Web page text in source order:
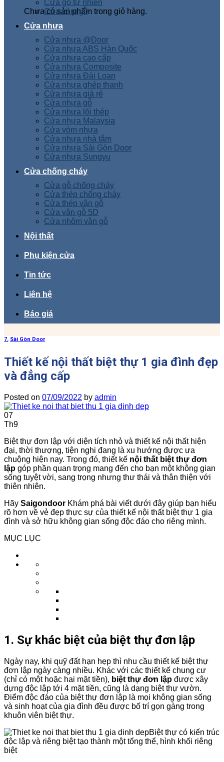
Chưa có sản phẩm trong giỏ hàng.
Cửa gỗ tự nhiên
Cửa vòm gỗ
Cửa nhựa
Cửa nhựa @Door
Cửa nhựa ABS Hàn Quốc
Cửa nhựa cao cấp
Cửa nhựa Composite
Cửa nhựa Đài Loan
Cửa nhựa ghép thanh
Cửa nhựa giá rẻ
Cửa nhựa gỗ
Cửa nhựa lõi thép
Cửa nhựa Malaysia
Cửa vòm nhựa
Cửa nhựa nhà tắm
Cửa nhựa Sài Gòn Door
Cửa nhựa Sungyu
Cửa chống cháy
Cửa gỗ chống cháy
Cửa thép chống cháy
Cửa thép vân gỗ
Cửa vân gỗ 5D
Cửa nhôm vân gỗ
Nội thất
Phụ kiện cửa
Tin tức
Liên hệ
Báo giá
7, Sài Gòn Door
Thiết kế nội thất biệt thự 1 gia đình đẹp
và đẳng cấp
Posted on 07/09/2022 by admin
07
Th9
Biệt thự đơn lập với diện tích nhỏ và thiết kế nội thất hiện
đại, thời thượng, tiện nghi đang là xu hướng được ưa
chuộng hiện nay. Trong đó, thiết kế nội thất biệt thự đơn
lập góp phần quan trọng mang đến cho bạn một không gian
sống tuyệt vời, sang trọng nhưng thư thái và thân thiện với
thiên nhiên.
Hãy Saigondoor Khám phá bài viết dưới đây giúp bạn hiểu
rõ hơn về vẻ đẹp thực sự của thiết kế nội thất biệt thự 1 gia
đình và sở hữu không gian sống độc đáo cho riêng mình.
MỤC LỤC
1. Sự khác biệt của biệt thự đơn lập
Ngày nay, khi quỹ đất hạn hẹp thì nhu cầu thiết kế biệt thự
đơn lập ngày càng nhiều. Khác với các thiết kế chung cư
(chỉ có một hoặc hai mặt tiền), biệt thự đơn lập được xây
dựng độc lập tới 4 mặt tiền, cũng là dạng biệt thự vườn.
Điểm độc đáo của biệt thự đơn lập là mọi không gian sống
và sinh hoạt của gia đình đều được bố trí gọn gàng trong
khuôn viên biệt thự.
Biệt thự có kiến ​​trúc
độc lập và riêng biệt tạo thành một tổng thể, hình khối riêng
biệt